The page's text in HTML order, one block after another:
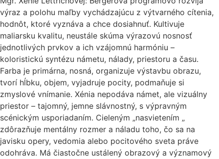
výraz a polohu maľby vychádzajúcu z výtvarného cítenia,
hodnôt, ktoré vyznáva a chce dosiahnuť. Kultivuje
maliarsku kvalitu, neustále skúma výrazovú nosnosť
jednotlivých prvkov a ich vzájomnú harmóniu –
koloristickú syntézu námetu, nálady, priestoru a času.
Farba je primárna, nosná, organizuje výstavbu obrazu,
tvorí hĺbku, objem, vyjadruje pocity, podmaňuje si
zmyslové vnímanie. Xénia nepodáva námet, ale vizuálny
priestor – tajomný, jemne slávnostný, s výpravným
scénickým usporiadaním. Cieleným „nasvietením „
zdôrazňuje mentálny rozmer a náladu toho, čo sa na
javisku opery, vedomia alebo pocitového sveta práve
odohráva. Má čiastočne ustálený obrazový a významový